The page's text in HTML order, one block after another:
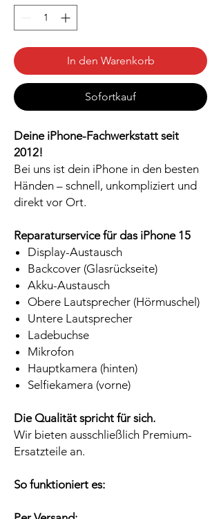
In den Warenkorb
Sofortkauf
Deine iPhone-Fachwerkstatt seit
2012!
Bei uns ist dein iPhone in den besten
Händen – schnell, unkompliziert und
direkt vor Ort.
Reparaturservice für das iPhone 15
Display-Austausch
Backcover (Glasrückseite)
Akku-Austausch
Obere Lautsprecher (Hörmuschel)
Untere Lautsprecher
Ladebuchse
Mikrofon
Hauptkamera (hinten)
Selfiekamera (vorne)
Die Qualität spricht für sich.
Wir bieten ausschließlich Premium-
Ersatzteile an.
So funktioniert es: